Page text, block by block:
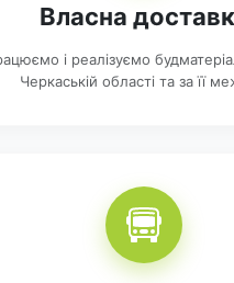
Власна
і реалізуємо
Черкаській області та за її